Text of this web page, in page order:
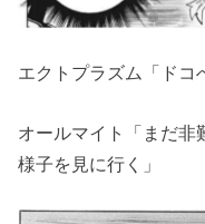
エクトプラズム「ドコ
オールマイト「まだ非
様子を見に行く」